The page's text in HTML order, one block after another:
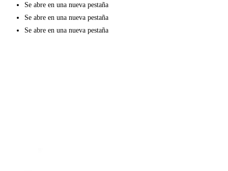
Se abre en una nueva pestaña
Se abre en una nueva pestaña
Se abre en una nueva pestaña